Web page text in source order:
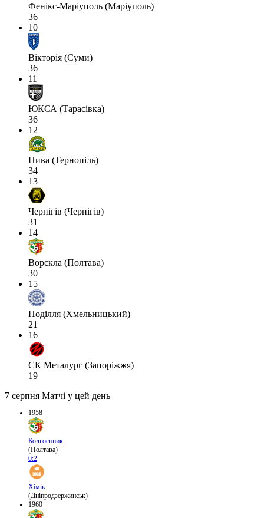
Фенікс-Маріуполь (Маріуполь)
36
10
Вікторія (Суми)
36
11
ЮКСА (Тарасівка)
36
12
Нива (Тернопіль)
34
13
Чернігів (Чернігів)
31
14
Ворскла (Полтава)
30
15
Поділля (Хмельницький)
21
16
СК Металург (Запоріжжя)
19
7 серпня Матчі у цей день
1958
Колгоспник
(Полтава)
0:2
Хімік
(Дніпродзержинськ)
1960